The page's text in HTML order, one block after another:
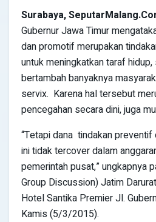
Surabaya,
Gubernur Jawa Timur
dan promotif merupakan
untuk meningkatkan taraf
bertambah banyaknya
servix. Karena hal tersebut
pencegahan secara dini, juga
“Tetapi dana tindakan
ini tidak tercover dalam
pemerintah pusat,” ungkapnya
Group Discussion) Jatim
Hotel Santika Premier Jl.
Kamis (5/3/2015).